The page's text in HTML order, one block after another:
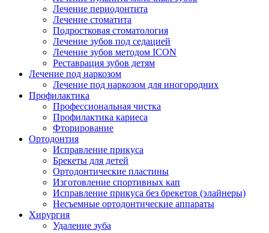
Лечение периодонтита
Лечение стоматита
Подростковая стоматология
Лечение зубов под седацией
Лечение зубов методом ICON
Реставрация зубов детям
Лечение под наркозом
Лечение под наркозом для иногородних
Профилактика
Профессиональная чистка
Профилактика кариеса
Фторирование
Ортодонтия
Исправление прикуса
Брекеты для детей
Ортодонтические пластины
Изготовление спортивных кап
Исправление прикуса без брекетов (элайнеры)
Несъемные ортодонтические аппараты
Хирургия
Удаление зуба